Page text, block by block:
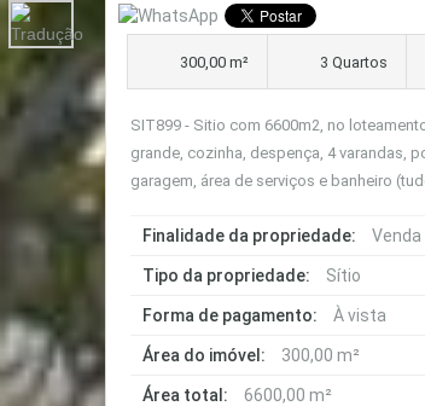
300,00 m² 3 Quartos
SIT899 - Sitio com 6600m2, no
grande, cozinha, despença, 4 varandas,
garagem, área de serviços e banheiro
Finalidade da propriedade: Venda
Tipo da propriedade: Sítio
Forma de pagamento: À vista
Área do imóvel: 300,00 m²
Área total: 6600,00 m²